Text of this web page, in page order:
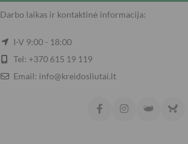
Darbo laikas ir kontaktinė informacija:
I-V 9:00 - 18:00
Tel: +370 615 19 119
Email: info@kreidosliutai.lt